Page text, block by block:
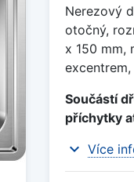
Nerezový
otočný,
x 150 mm,
Součástí
příchytky
expand_more Více